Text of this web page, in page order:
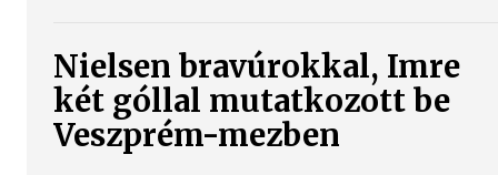
Nielsen bravúrokkal, Imre
két góllal mutatkozott be
Veszprém-mezben